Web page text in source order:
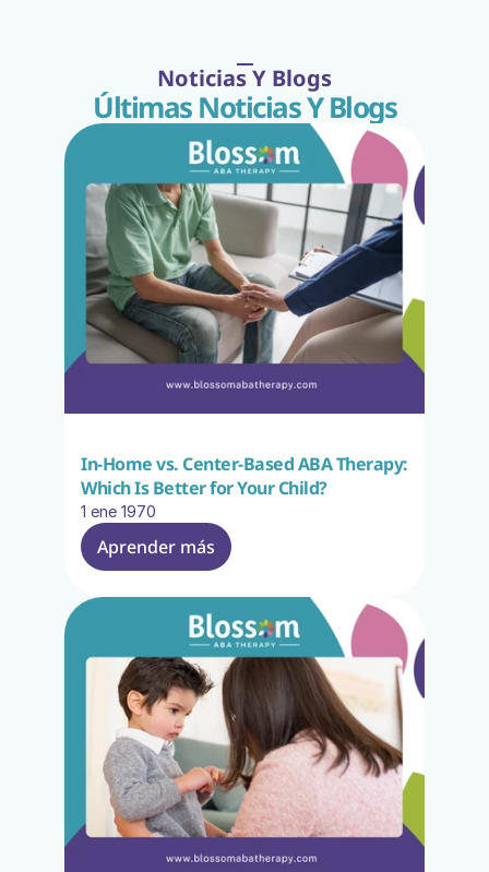
Noticias Y Blogs
Últimas Noticias Y Blogs
In-Home vs. Center-Based ABA Therapy:
Which Is Better for Your Child?
1 ene 1970
Aprender más